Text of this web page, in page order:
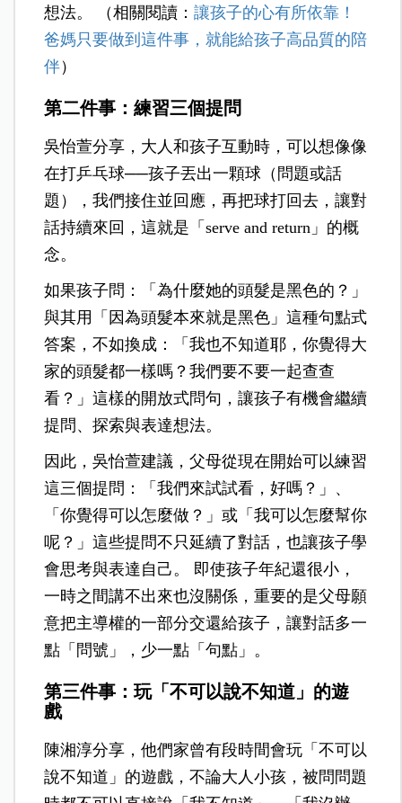
想法。 （相關閱讀：讓孩子的心有所依靠！
爸媽只要做到這件事，就能給孩子高品質的陪
伴）
第二件事：練習三個提問
吳怡萱分享，大人和孩子互動時，可以想像像
在打乒乓球──孩子丟出一顆球（問題或話
題），我們接住並回應，再把球打回去，讓對
話持續來回，這就是「serve and return」的概
念。
如果孩子問：「為什麼她的頭髮是黑色的？」
與其用「因為頭髮本來就是黑色」這種句點式
答案，不如換成：「我也不知道耶，你覺得大
家的頭髮都一樣嗎？我們要不要一起查查
看？」這樣的開放式問句，讓孩子有機會繼續
提問、探索與表達想法。
因此，吳怡萱建議，父母從現在開始可以練習
這三個提問：「我們來試試看，好嗎？」、
「你覺得可以怎麼做？」或「我可以怎麼幫你
呢？」這些提問不只延續了對話，也讓孩子學
會思考與表達自己。 即使孩子年紀還很小，
一時之間講不出來也沒關係，重要的是父母願
意把主導權的一部分交還給孩子，讓對話多一
點「問號」，少一點「句點」。
第三件事：玩「不可以說不知道」的遊
戲
陳湘淳分享，他們家曾有段時間會玩「不可以
說不知道」的遊戲，不論大人小孩，被問問題